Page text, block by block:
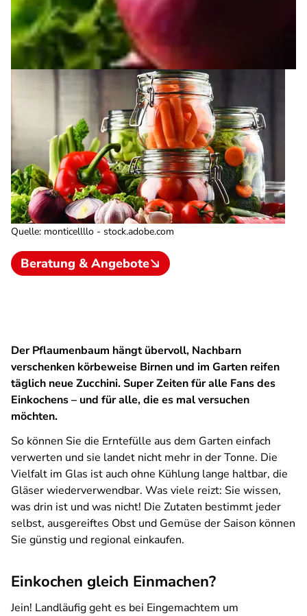
Quelle: monticellllo - stock.adobe.com
Beratung & Angebote
Der Pflaumenbaum hängt übervoll, Nachbarn
verschenken körbeweise Birnen und im Garten reifen
täglich neue Zucchini. Super Zeiten für alle Fans des
Einkochens – und für alle, die es mal versuchen
möchten.
So können Sie die Erntefülle aus dem Garten einfach
verwerten und sie landet nicht mehr in der Tonne. Die
Vielfalt im Glas ist auch ohne Kühlung lange haltbar, die
Gläser wiederverwendbar. Was viele reizt: Sie wissen,
was drin ist und was nicht! Die Zutaten bestimmt jeder
selbst, ausgereiftes Obst und Gemüse der Saison können
Sie günstig und regional einkaufen.
Einkochen gleich Einmachen?
Jein! Landläufig geht es bei Eingemachtem um